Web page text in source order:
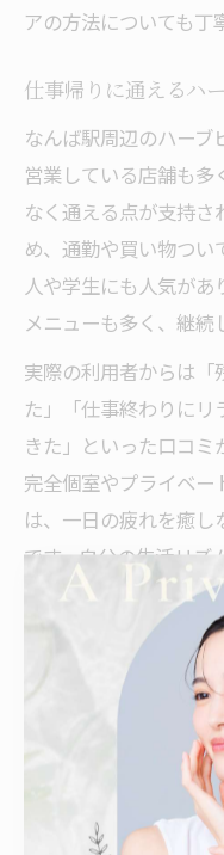
アの方法についても丁
仕事帰りに通えるハ
なんば駅周辺のハー
営業している店舗も
なく通える点が支持さ
め、通勤や買い物つ
人や学生にも人気があ
メニューも多く、継続
実際の利用者からは「
た」「仕事終わりに
きた」といった口コミ
完全個室やプライベ
は、一日の疲れを癒
です。自分の生活リズ
続けられる秘訣のひと
ハーブピーリングで
ハーブピーリングは
ど、さまざまな肌悩
施術です。植物由来
で、古い角質を除去